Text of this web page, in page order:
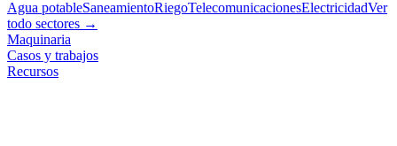
Agua potableSaneamientoRiegoTelecomunicacionesElectricidadVer
todo sectores →
Maquinaria
Casos y trabajos
Recursos